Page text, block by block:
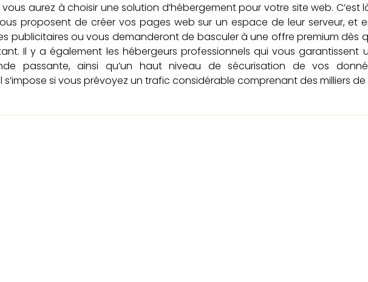
aurez à choisir une solution d’hébergement pour votre site web. C’est
proposent de créer vos pages web sur un espace de leur serveur, et
publicitaires ou vous demanderont de basculer à une offre premium dès
Il y a également les hébergeurs professionnels qui vous garantissent
passante, ainsi qu’un haut niveau de sécurisation de vos
si vous prévoyez un trafic considérable comprenant des milliers de